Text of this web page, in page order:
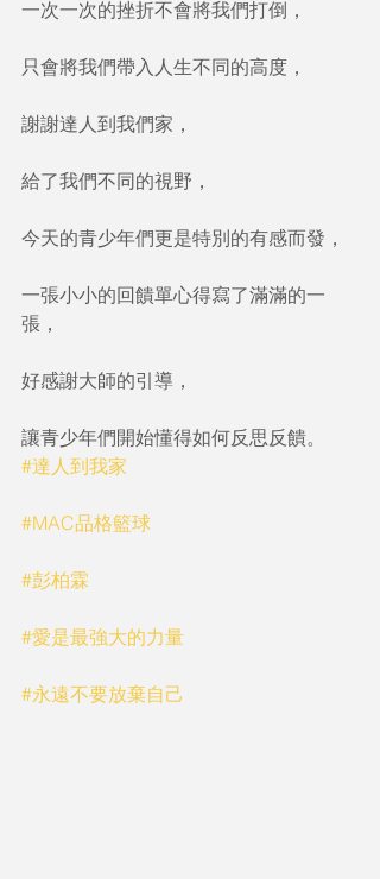
一次一次的挫折不會將我們打倒，
只會將我們帶入人生不同的高度，
謝謝達人到我們家，
給了我們不同的視野，
今天的青少年們更是特別的有感而發，
一張小小的回饋單心得寫了滿滿的一
張，
好感謝大師的引導，
讓青少年們開始懂得如何反思反饋。
#達人到我家
#MAC品格籃球
#彭柏霖
#愛是最強大的力量
#永遠不要放棄自己